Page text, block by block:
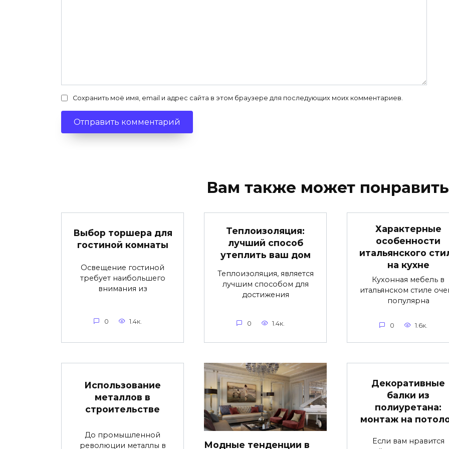
Сохранить моё имя, email и адрес сайта в этом браузере для последующих моих комментариев.
Вам также может
Выбор торшера для
гостиной комнаты
Освещение гостиной
требует наибольшего
внимания из
0 1.4к.
Теплоизоляция:
лучший способ
утеплить ваш дом
Теплоизоляция, является
лучшим способом для
достижения
0 1.4к.
Характерные
особенности
итальянского
на кухне
Кухонная мебель в
итальянском стиле
популярна
0 1.6к.
Использование
металлов в
строительстве
До промышленной
революции металлы в
Модные тенденции в
Декоративные
балки из
полиуретана:
монтаж на
Если вам нравится